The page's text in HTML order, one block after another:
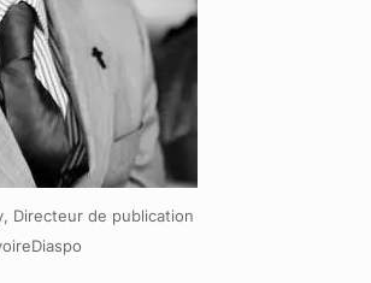
Directeur de publication